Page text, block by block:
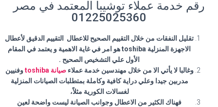
رقم خدمة عملاء توشيبا المعتمد في مصر
01225025360
تقليل النفقات من خلال التقييم الصحيح للاعطال التقييم الدقيق لأعطال
الاجهزة المنزلية toshiba هو امر في غاية الاهمية و يعتمد في المقام
الأول علي التشخيص الصحيح .
وغالبا لا يأتي الا من خلال مهندسين خدمة عملاءصيانة toshiba
وفنيين
مدربين جيدا وعلي دراية كافية وكاملة بمتطلبات الصيانات المنزلية
لغسالات الكورية مثلاً،
فهناك الكثير من الاعطال وجوانب الصيانة ليست واضحة لعين